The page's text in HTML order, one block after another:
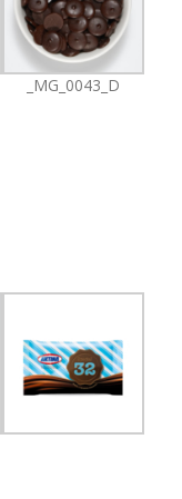
_MG_0043_D